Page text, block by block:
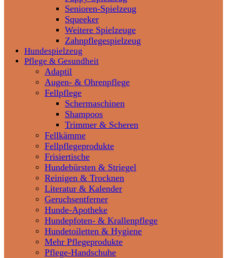
Senioren-Spielzeug
Squeeker
Weitere Spielzeuge
Zahnpflegespielzeug
Hundespielzeug
Pflege & Gesundheit
Adaptil
Augen- & Ohrenpflege
Fellpflege
Schermaschinen
Shampoos
Trimmer & Scheren
Fellkämme
Fellpflegeprodukte
Frisiertische
Hundebürsten & Striegel
Reinigen & Trocknen
Literatur & Kalender
Geruchsentferner
Hunde-Apotheke
Hundepfoten- & Krallenpflege
Hundetoiletten & Hygiene
Mehr Pflegeprodukte
Pflege-Handschuhe